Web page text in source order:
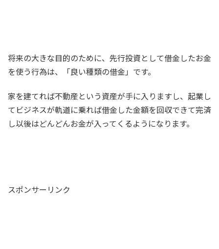
将来の大きな目的のために、先行投資として借金したお金
を使う行為は、「良い種類の借金」です。
家を建てれば不動産という資産が手に入りますし、起業し
てビジネスが軌道に乗れば借金した金額を回収できて完済
し以後はどんどんお金が入ってくるようになります。
スポンサーリンク